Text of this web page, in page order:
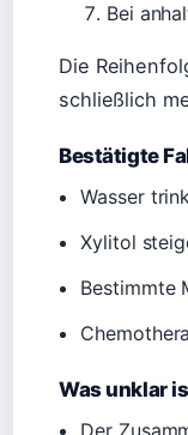
Bei
Die
schließlich
Bestätigte
Wasser
Xylitol
Bestimmte
Was unklar